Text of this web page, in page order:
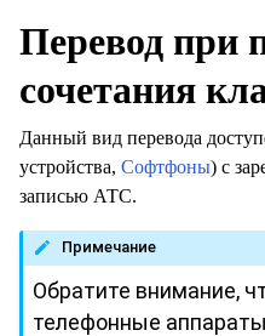
Перевод при
сочетания
Данный вид перевода
устройства, Софтфоны) с
записью АТС.
Примечание
Обратите внимание,
телефонные